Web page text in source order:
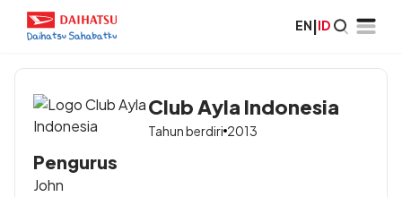
EN|ID
Club Ayla Indonesia
Tahun berdiri 2013
Pengurus
John